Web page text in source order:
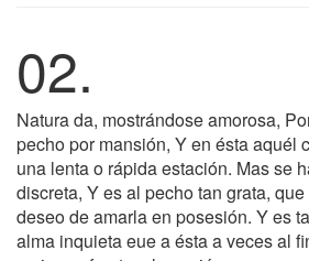
02.
Natura da, mostrándose amorosa,
pecho por mansión, Y en ésta aquél
una lenta o rápida estación. Mas se
discreta, Y es al pecho tan grata,
deseo de amarla en posesión. Y es
alma inquieta eue a ésta a veces al